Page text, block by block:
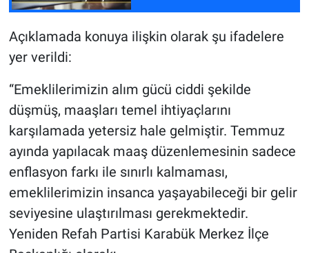
Açıklamada konuya ilişkin olarak şu ifadelere
yer verildi:
“Emeklilerimizin alım gücü ciddi şekilde
düşmüş, maaşları temel ihtiyaçlarını
karşılamada yetersiz hale gelmiştir. Temmuz
ayında yapılacak maaş düzenlemesinin sadece
enflasyon farkı ile sınırlı kalmaması,
emeklilerimizin insanca yaşayabileceği bir gelir
seviyesine ulaştırılması gerekmektedir.
Yeniden Refah Partisi Karabük Merkez İlçe